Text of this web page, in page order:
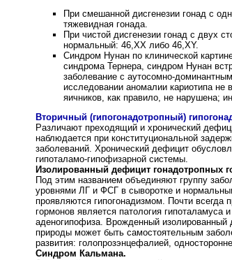
При смешанной дисгенезии гонад с
тяжевидная гонада.
При чистой дисгенезии гонад с двух
нормальный: 46,XX либо 46,XY.
Синдром Нунан по клинической
синдрома Тернера, синдром Нунан
заболевание с аутосомно-
исследовании аномалии кариотипа
яичников, как правило, не нарушена;
Вторичный (гипогонадотропный)
Различают преходящий и хронический
наблюдается при конституциональной
заболеваний. Хронический дефицит
гипоталамо-гипофизарной системы.
Изолированный дефицит гонадотропных
Под этим названием объединяют группу
уровнями ЛГ и ФСГ в сыворотке и
проявляются гипогонадизмом. Почти всегда
гормонов является патология
аденогипофиза. Врожденный изолированный
природы может быть самостоятельным
развития: голопрозэнцефалией,
Синдром Кальмана.